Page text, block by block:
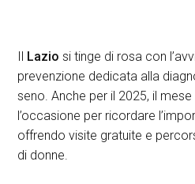
Il Lazio si tinge di rosa con
prevenzione dedicata alla
seno. Anche per il 2025, il
l’occasione per ricordare
offrendo visite gratuite e
di donne.